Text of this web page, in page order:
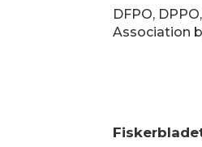
DFPO,
Association